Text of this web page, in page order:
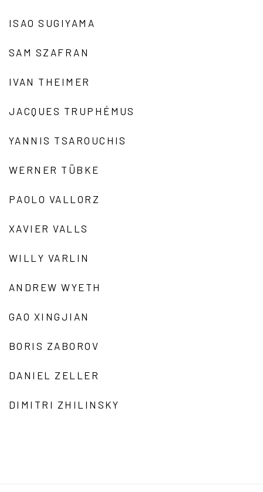
ISAO SUGIYAMA
SAM SZAFRAN
IVAN THEIMER
JACQUES TRUPHÉMUS
YANNIS TSAROUCHIS
WERNER TÜBKE
PAOLO VALLORZ
XAVIER VALLS
WILLY VARLIN
ANDREW WYETH
GAO XINGJIAN
BORIS ZABOROV
DANIEL ZELLER
DIMITRI ZHILINSKY